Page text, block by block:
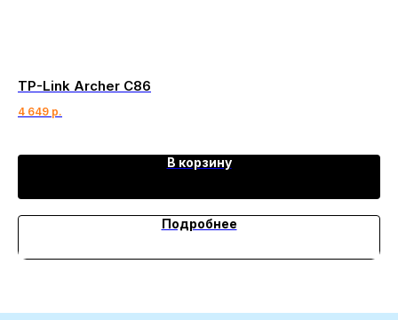
TP-Link Archer C86
4 649 р.
В корзину
Подробнее